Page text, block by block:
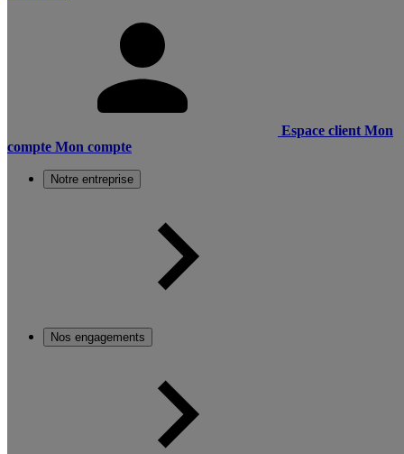
Espace client Mon
compte Mon compte
Notre entreprise
Nos engagements